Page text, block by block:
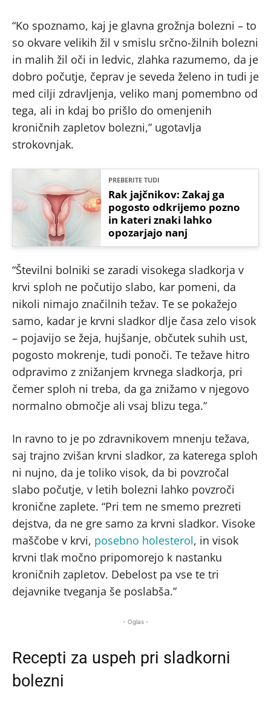
“Ko spoznamo, kaj je glavna grožnja bolezni – to
so okvare velikih žil v smislu srčno-žilnih bolezni
in malih žil oči in ledvic, zlahka razumemo, da je
dobro počutje, čeprav je seveda želeno in tudi je
med cilji zdravljenja, veliko manj pomembno od
tega, ali in kdaj bo prišlo do omenjenih
kroničnih zapletov bolezni,” ugotavlja
strokovnjak.
PREBERITE TUDI
Rak jajčnikov: Zakaj ga
pogosto odkrijemo pozno
in kateri znaki lahko
opozarjajo nanj
“Številni bolniki se zaradi visokega sladkorja v
krvi sploh ne počutijo slabo, kar pomeni, da
nikoli nimajo značilnih težav. Te se pokažejo
samo, kadar je krvni sladkor dlje časa zelo visok
– pojavijo se žeja, hujšanje, občutek suhih ust,
pogosto mokrenje, tudi ponoči. Te težave hitro
odpravimo z znižanjem krvnega sladkorja, pri
čemer sploh ni treba, da ga znižamo v njegovo
normalno območje ali vsaj blizu tega.”
In ravno to je po zdravnikovem mnenju težava,
saj trajno zvišan krvni sladkor, za katerega sploh
ni nujno, da je toliko visok, da bi povzročal
slabo počutje, v letih bolezni lahko povzroči
kronične zaplete. “Pri tem ne smemo prezreti
dejstva, da ne gre samo za krvni sladkor. Visoke
maščobe v krvi, posebno holesterol, in visok
krvni tlak močno pripomorejo k nastanku
kroničnih zapletov. Debelost pa vse te tri
dejavnike tveganja še poslabša.”
- Oglas -
Recepti za uspeh pri sladkorni
bolezni